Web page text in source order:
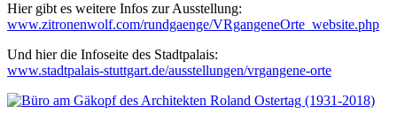
Hier gibt es weitere Infos zur Ausstellung:
www.zitronenwolf.com/rundgaenge/VRgangeneOrte_website.php
Und hier die Infoseite des Stadtpalais:
www.stadtpalais-stuttgart.de/ausstellungen/vrgangene-orte